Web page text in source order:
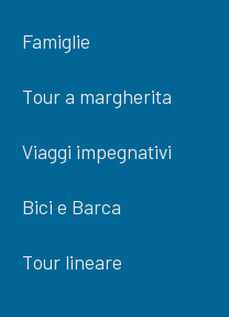
Famiglie
Tour a margherita
Viaggi impegnativi
Bici e Barca
Tour lineare